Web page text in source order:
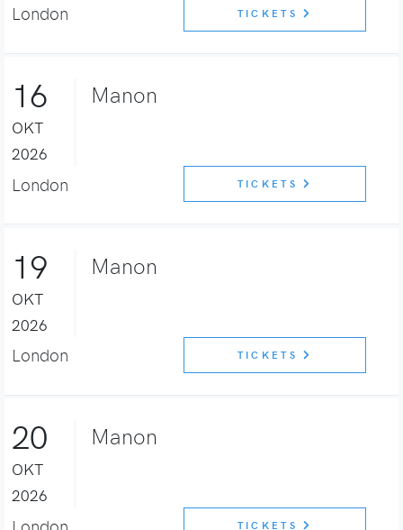
London TICKETS
16
OKT
2026
Manon
London TICKETS
19
OKT
2026
Manon
London TICKETS
20
OKT
2026
Manon
London TICKETS